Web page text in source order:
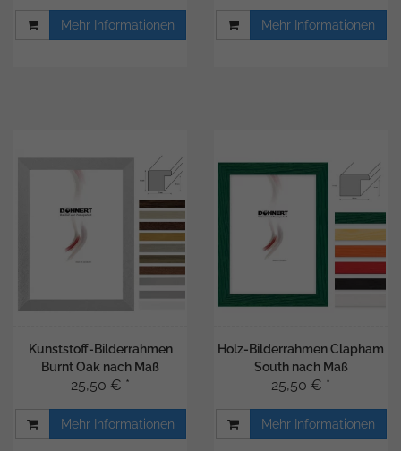
Mehr Informationen Mehr Informationen
Kunststoff-Bilderrahmen
Burnt Oak nach Maß
25,50 € *
Mehr Informationen
Holz-Bilderrahmen Clapham
South nach Maß
25,50 € *
Mehr Informationen